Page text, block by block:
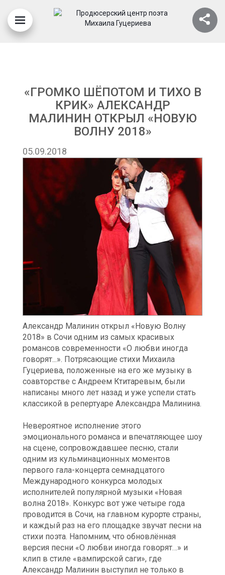
«ГРОМКО ШЁПОТОМ И ТИХО В
КРИК» АЛЕКСАНДР
МАЛИНИН ОТКРЫЛ «НОВУЮ
ВОЛНУ 2018»
05.09.2018
Александр Малинин открыл «Новую Волну
2018» в Сочи одним из самых красивых
романсов современности «О любви иногда
говорят...». Потрясающие стихи Михаила
Гуцериева, положенные на его же музыку в
соавторстве с Андреем Ктитаревым, были
написаны много лет назад и уже успели стать
классикой в репертуаре Александра Малинина.
Невероятное исполнение этого
эмоционального романса и впечатляющее шоу
на сцене, сопровождавшее песню, стали
одним из кульминационных моментов
первого гала-концерта семнадцатого
Международного конкурса молодых
исполнителей популярной музыки «Новая
волна 2018». Конкурс вот уже четыре года
проводится в Сочи, на главном курорте страны,
и каждый раз на его площадке звучат песни на
стихи поэта. Напомним, что обновлённая
версия песни «О любви иногда говорят…» и
клип в стиле «вампирской саги», где
Александр Малинин выступил не только в